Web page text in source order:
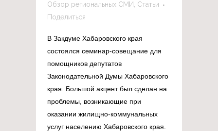
Обзор региональных СМИ
Статьи
Поделиться
В Закдуме Хабаровского края
состоялся семинар-совещание для
помощников депутатов
Законодательной Думы Хабаровского
края. Большой акцент был сделан на
проблемы, возникающие при
оказании жилищно-коммунальных
услуг населению Хабаровского края.